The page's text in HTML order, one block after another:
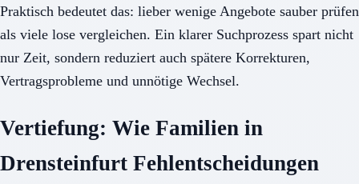
Praktisch bedeutet das: lieber wenige Angebote sauber prüfen
als viele lose vergleichen. Ein klarer Suchprozess spart nicht
nur Zeit, sondern reduziert auch spätere Korrekturen,
Vertragsprobleme und unnötige Wechsel.
Vertiefung: Wie Familien in
Drensteinfurt Fehlentscheidungen